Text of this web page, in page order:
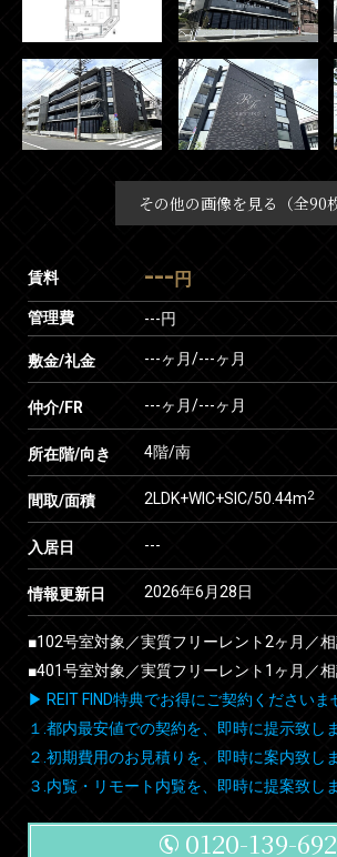
その他の画像を見る（全90
賃料 --- 円
管理費 ---円
敷金/礼金 ---ヶ月/---ヶ月
仲介/FR ---ヶ月/---ヶ月
所在階/向き 4階/南
間取/面積 2LDK+WIC+SIC/50.44m2
入居日 ---
情報更新日 2026年6月28日
■102号室対象／実質フリーレント2ヶ月／
■401号室対象／実質フリーレント1ヶ月／
▶ REIT FIND特典でお得にご契約くださいま
１.都内最安値での契約を、即時に提示致しま
２.初期費用のお見積りを、即時に案内致しま
３.内覧・リモート内覧を、即時に提案致しま
0120-139-692